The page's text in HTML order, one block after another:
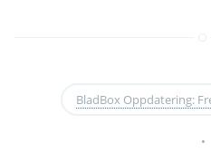
BladBox Oppdatering:
•